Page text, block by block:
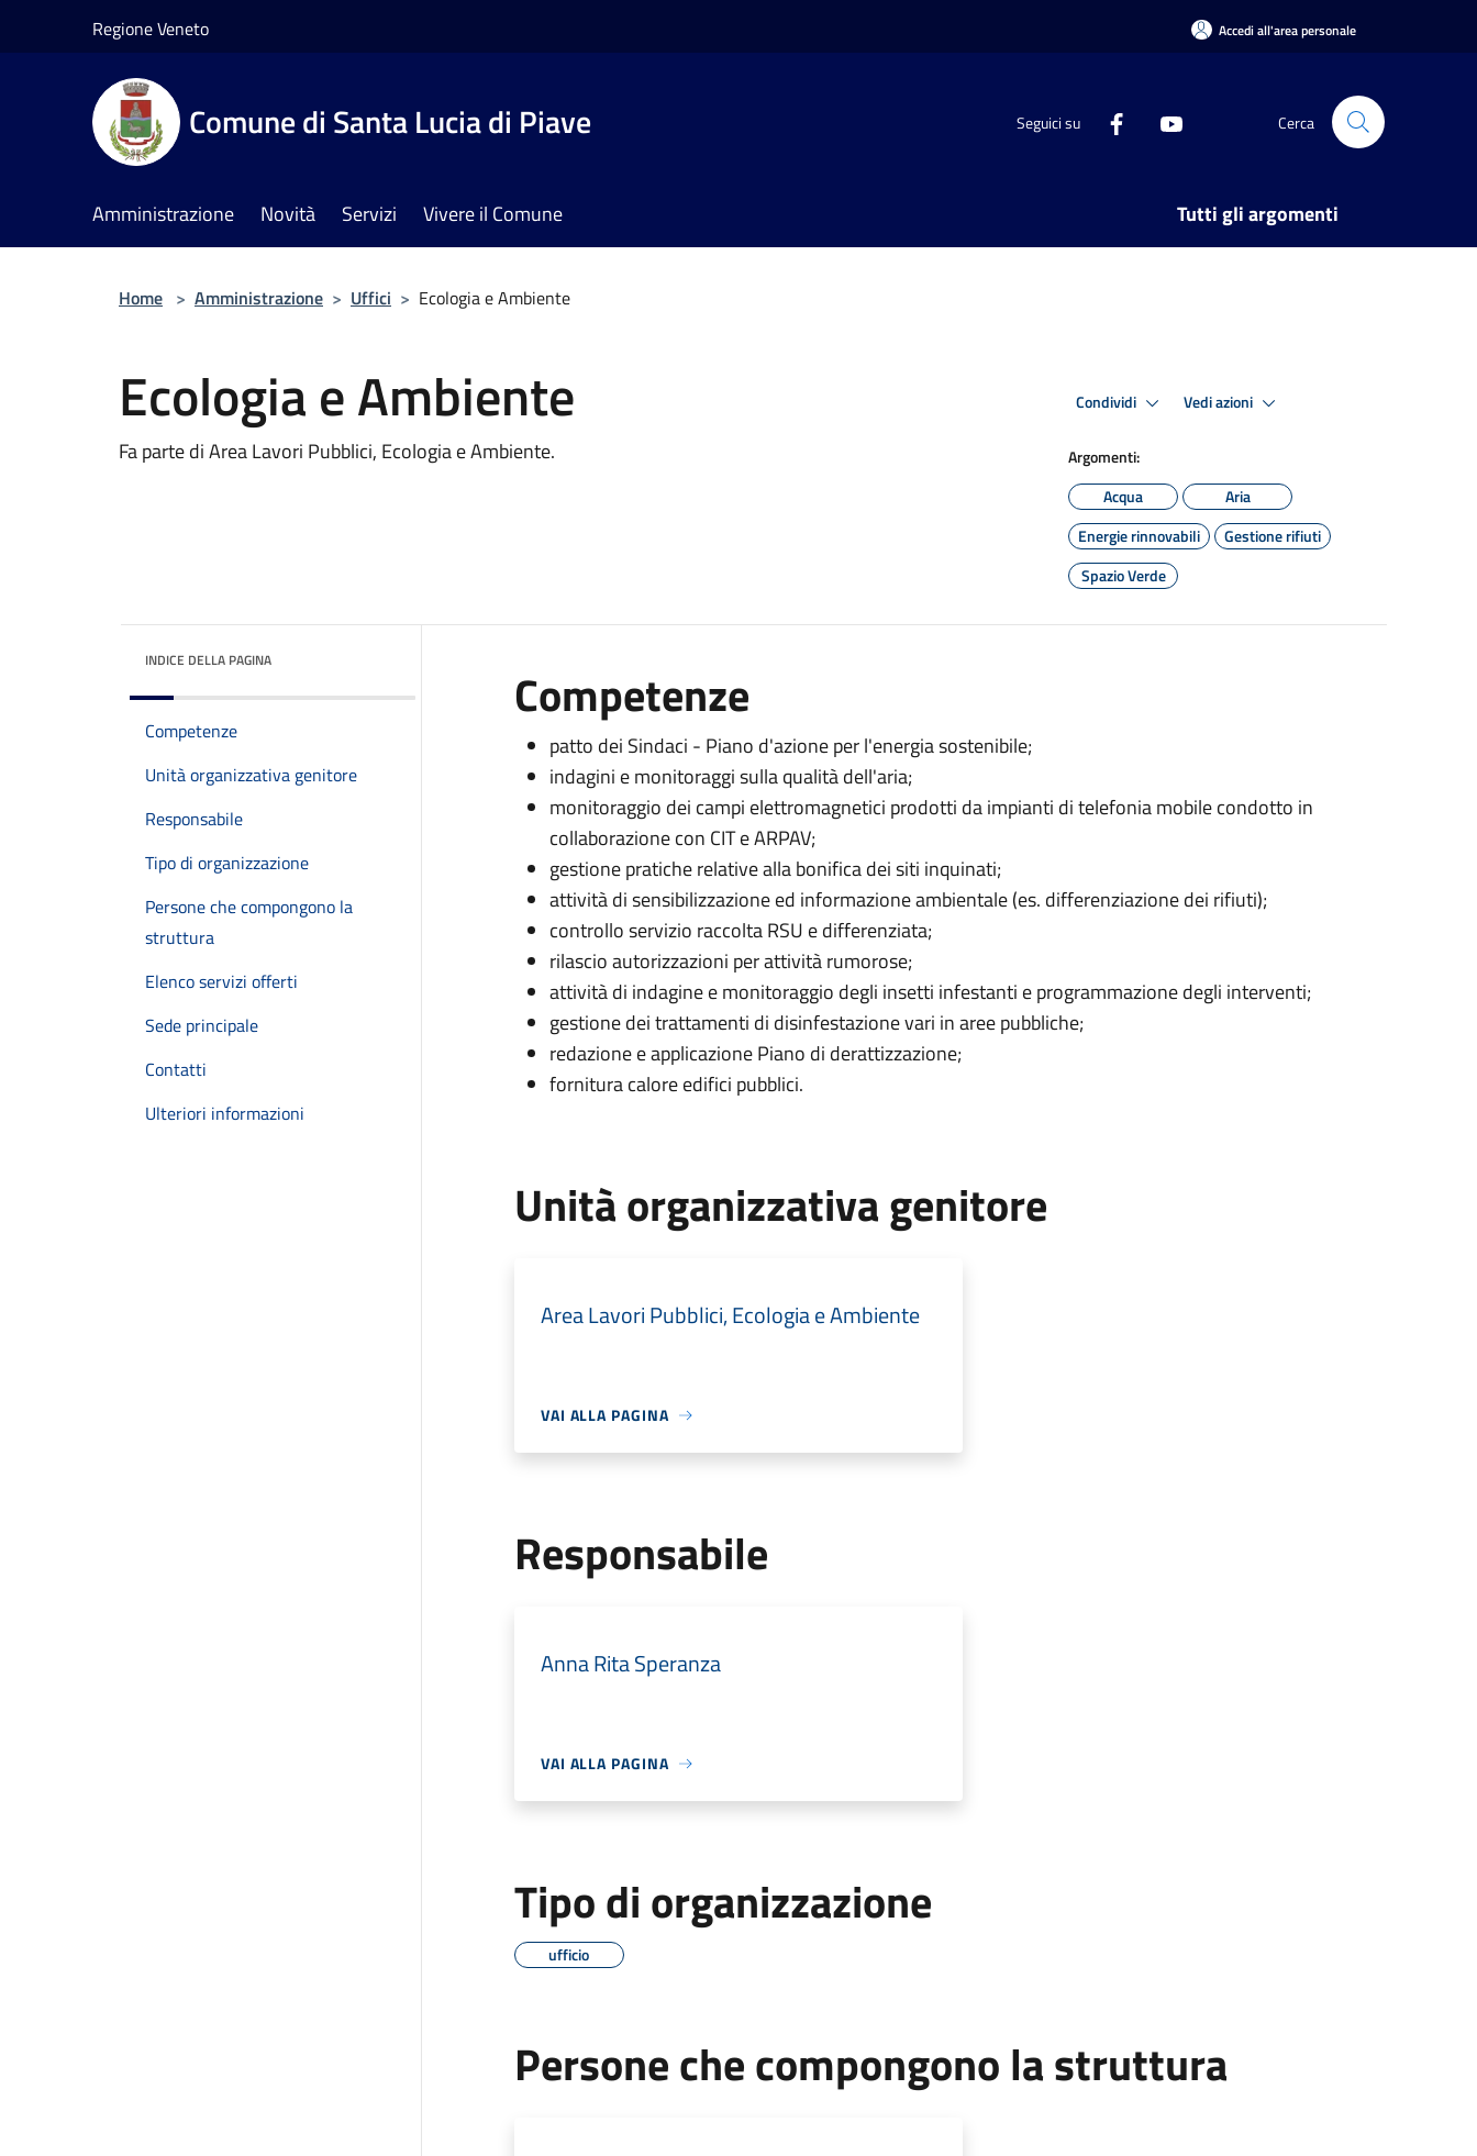
Regione Veneto Accedi all'area personale
Comune di Santa Lucia di Piave Seguici su Cerca
Amministrazione Novità Servizi Vivere il Comune Tutti gli argomenti
Home > Amministrazione > Uffici > Ecologia e Ambiente
Ecologia e Ambiente
Fa parte di Area Lavori Pubblici, Ecologia e Ambiente.
Condividi Vedi azioni
Argomenti:
Acqua
Aria
Energie rinnovabili
Gestione rifiuti
Spazio Verde
INDICE DELLA PAGINA
Competenze
Unità organizzativa genitore
Responsabile
Tipo di organizzazione
Persone che compongono la
struttura
Elenco servizi offerti
Sede principale
Contatti
Ulteriori informazioni
Competenze
patto dei Sindaci - Piano d'azione per l'energia sostenibile;
indagini e monitoraggi sulla qualità dell'aria;
monitoraggio dei campi elettromagnetici prodotti da impianti di telefonia mobile condotto in
collaborazione con CIT e ARPAV;
gestione pratiche relative alla bonifica dei siti inquinati;
attività di sensibilizzazione ed informazione ambientale (es. differenziazione dei rifiuti);
controllo servizio raccolta RSU e differenziata;
rilascio autorizzazioni per attività rumorose;
attività di indagine e monitoraggio degli insetti infestanti e programmazione degli interventi;
gestione dei trattamenti di disinfestazione vari in aree pubbliche;
redazione e applicazione Piano di derattizzazione;
fornitura calore edifici pubblici.
Unità organizzativa genitore
Area Lavori Pubblici, Ecologia e Ambiente
VAI ALLA PAGINA
Responsabile
Anna Rita Speranza
VAI ALLA PAGINA
Tipo di organizzazione
ufficio
Persone che compongono la struttura